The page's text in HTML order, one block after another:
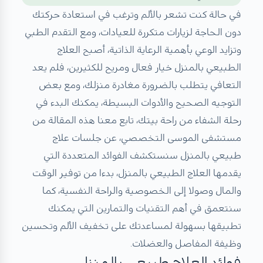
في حالة كنت تشعر بالألم وترغب في استعادة حركتك
دون الحاجة لزيارات متكررة للعيادات، ومع التقدم الطبي
وتزايد الوعي بأهمية الرعاية الذاتية، أصبح العلاج
الطبيعي بالمنزل خيار فعال ومريح للكثيرين، فلم يعد
التعافي يتطلب بالضرورة مغادرة منزلك، ومع بعض
التوجيه الصحيح والأدوات البسيطة، يمكنك البدء في
رحلة الشفاء من راحة بيتك، تابع معنا هذه المقالة من
مستشفى الموسى التخصصي، عن جلسات علاج
طبيعي بالمنزل سنستكشف الفوائد المتعددة التي
يقدمها العلاج الطبيعي بالمنزل، بدءا من توفير الوقت
والمال وصولا إلى الخصوصية والراحة النفسية، كما
سنتعمق في أهم التقنيات والتمارين التي يمكنك
تطبيقها بسهولة لمساعدتك على تخفيف الألم وتحسين
وظيفة المفاصل والعضلات.